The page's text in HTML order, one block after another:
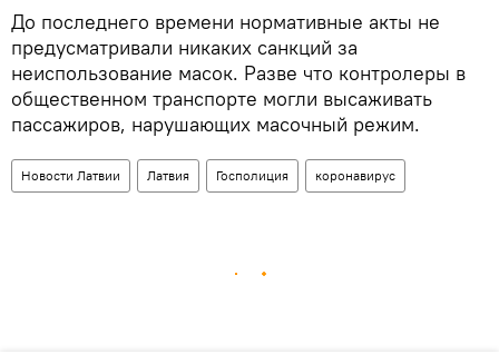
До последнего времени нормативные акты не
предусматривали никаких санкций за
неиспользование масок. Разве что контролеры в
общественном транспорте могли высаживать
пассажиров, нарушающих масочный режим.
Новости Латвии Латвия Госполиция коронавирус